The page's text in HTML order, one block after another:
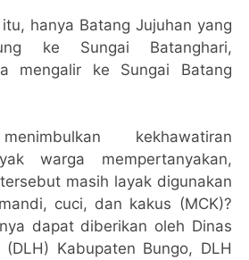
hanya Batang Jujuhan yang
ke Sungai Batanghari,
mengalir ke Sungai Batang
kekhawatiran
warga mempertanyakan,
masih layak digunakan
cuci, dan kakus (MCK)?
dapat diberikan oleh Dinas
Kabupaten Bungo, DLH